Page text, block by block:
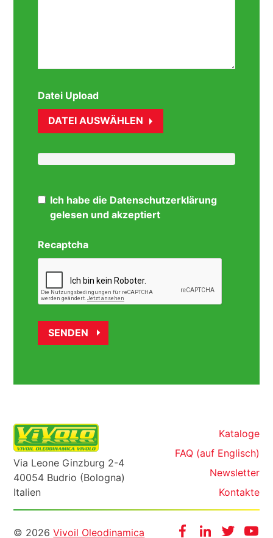
Datei Upload
DATEI AUSWÄHLEN
Ich habe die Datenschutzerklärung
gelesen und akzeptiert
Recaptcha
Via Leone Ginzburg 2-4
40054 Budrio (Bologna)
Italien
Kataloge
FAQ (auf Englisch)
Newsletter
Kontakte
FacebookInstagram
Twitter
Informazioni
© 2026Vivoil Oleodinamica